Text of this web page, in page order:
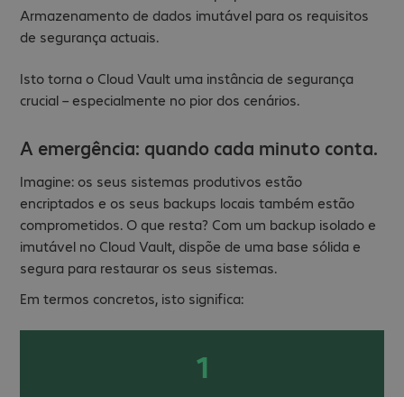
Armazenamento de dados imutável para os requisitos
de segurança actuais.
Isto torna o Cloud Vault uma instância de segurança
crucial – especialmente no pior dos cenários.
A emergência: quando cada minuto conta.
Imagine: os seus sistemas produtivos estão
encriptados e os seus backups locais também estão
comprometidos. O que resta? Com um backup isolado e
imutável no Cloud Vault, dispõe de uma base sólida e
segura para restaurar os seus sistemas.
Em termos concretos, isto significa:
1